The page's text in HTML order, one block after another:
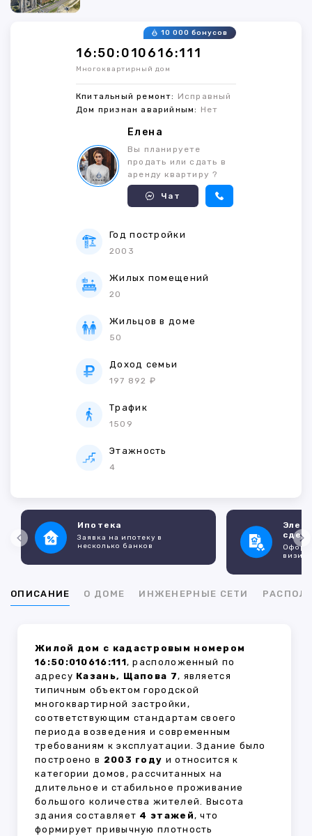
16:50:010616:111
10 000 бонусов
Многоквартирный дом
Кпитальный ремонт: Исправный
Дом признан аварийным: Нет
Елена
Вы планируете
продать или сдать в
аренду квартиру ?
Чат
Год постройки
2003
Жилых помещений
20
Жильцов в доме
50
Доход семьи
197 892 ₽
Трафик
1509
Этажность
4
Ипотека
Заявка на ипотеку в
несколько банков
ОПИСАНИЕ О ДОМЕ ИНЖЕНЕРНЫЕ СЕТИ
Жилой дом с кадастровым номером
16:50:010616:111, расположенный по
адресу Казань, Щапова 7, является
типичным объектом городской
многоквартирной застройки,
соответствующим стандартам своего
периода возведения и современным
требованиям к эксплуатации. Здание было
построено в 2003 году и относится к
категории домов, рассчитанных на
длительное и стабильное проживание
большого количества жителей. Высота
здания составляет 4 этажей, что
формирует привычную плотность